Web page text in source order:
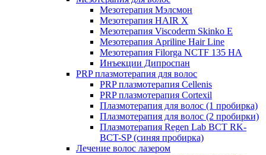
Мезотерапия Мэлсмон
Мезотерапия HAIR X
Мезотерапия Viscoderm Skinko E
Мезотерапия Apriline Hair Line
Мезотерапия Filorga NCTF 135 HA
Инъекции Дипроспан
PRP плазмотерапия для волос
PRP плазмотерапия Cellenis
PRP плазмотерапия Cortexil
Плазмотерапия для волос (1 пробирка)
Плазмотерапия для волос (2 пробирки)
Плазмотерапия Regen Lab BCT RK-
BCT-SP (синяя пробирка)
Лечение волос лазером